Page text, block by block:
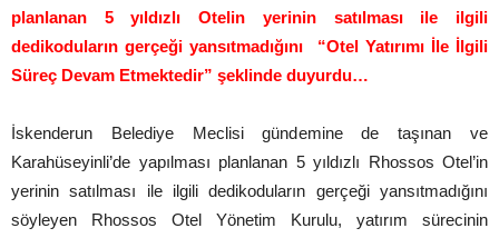
planlanan 5 yıldızlı Otelin yerinin satılması ile ilgili
dedikoduların gerçeği yansıtmadığını “Otel Yatırımı İle İlgili
Süreç Devam Etmektedir” şeklinde duyurdu…
İskenderun Belediye Meclisi gündemine de taşınan ve
Karahüseyinli’de yapılması planlanan 5 yıldızlı Rhossos Otel’in
yerinin satılması ile ilgili dedikoduların gerçeği yansıtmadığını
söyleyen Rhossos Otel Yönetim Kurulu, yatırım sürecinin